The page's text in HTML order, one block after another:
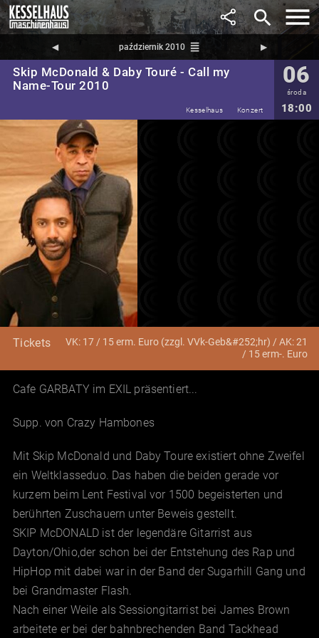
search
◀︎ październik 2010 reorder ▶︎
Skip McDonald & Daby Touré - Call my
Name-Tour 2010
06
środa
18:00
Kesselhaus Konzert
Tickets
VK: 17 / 15 erm. Euro (zzgl. VVk-Geb&#252;hr) / AK: 21
/ 15 erm-. Euro
Cafe GARBATY im EXIL präsentiert...
Supp. von Crazy Hambones
Mit Skip McDonald und Daby Toure existiert ohne Zweifel
ein Weltklasseduo. Das haben die beiden gerade vor
kurzem beim Lent Festival vor 1500 begeisterten und
berührten Zuschauern unter Beweis gestellt.
SKIP McDONALD ist der legendäre Gitarrist aus
Dayton/Ohio,der schon bei der Entstehung des Rap und
HipHop mit dabei war in der Band der Sugarhill Gang und
bei Grandmaster Flash.
Nach einer Weile als Sessiongitarrist bei James Brown
arbeitete er bei der bahnbrechenden Band Tackhead